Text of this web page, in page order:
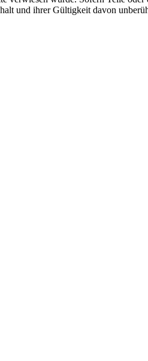
und ihrer Gültigkeit davon